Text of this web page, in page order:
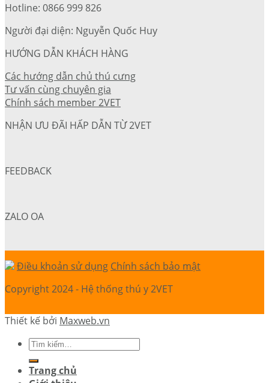
Hotline: 0866 999 826
Người đại diện: Nguyễn Quốc Huy
HƯỚNG DẪN KHÁCH HÀNG
Các hướng dẫn chủ thú cưng
Tư vấn cùng chuyên gia
Chính sách member 2VET
NHẬN ƯU ĐÃI HẤP DẪN TỪ 2VET
FEEDBACK
ZALO OA
Điều khoản sử dụng Chính sách bảo mật
Copyright 2024 - Hệ thống thú y 2VET
Thiết kế bởi Maxweb.vn
Trang chủ